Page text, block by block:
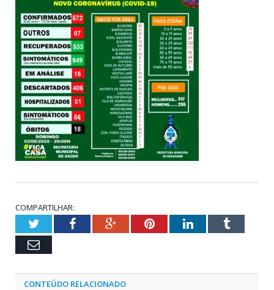
COMPARTILHAR:
TwitterFacebookGoogle+PinterestLinkedInTumblr
Email
CONTEÚDO RELACIONADO